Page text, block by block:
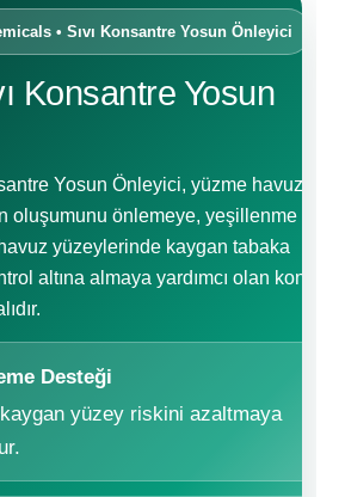
Sıvı Ph- Düşürücü
Toz Ph+ Yükseltici
Yosun Öldürücü
• Sıvı Konsantre Yosun Önleyici
Konsantre Yosun
Yosun Önleyici, yüzme havuzu
oluşumunu önlemeye, yeşillenme
yüzeylerinde kaygan tabaka
altına almaya yardımcı olan
Desteği
yüzey riskini azaltmaya